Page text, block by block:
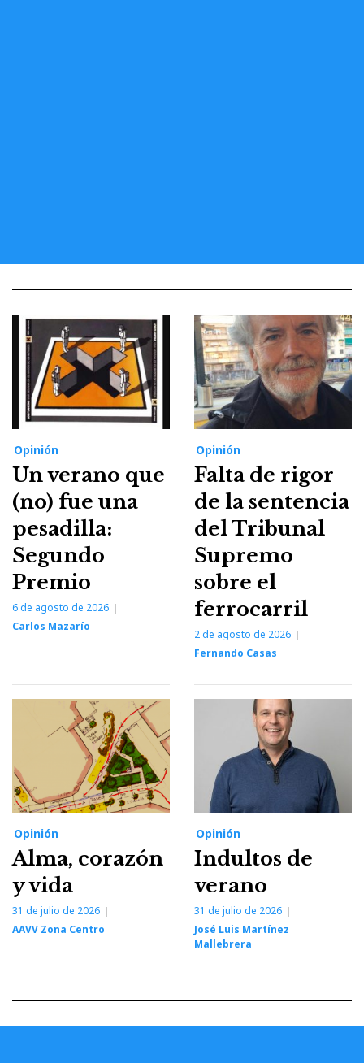
Opinión
Un verano que
(no) fue una
pesadilla:
Segundo
Premio
6 de agosto de 2026
Carlos Mazarío
Opinión
Falta de rigor
de la sentencia
del Tribunal
Supremo
sobre el
ferrocarril
2 de agosto de 2026
Fernando Casas
Opinión
Alma, corazón
y vida
31 de julio de 2026
AAVV Zona Centro
Opinión
Indultos de
verano
31 de julio de 2026
José Luis Martínez
Mallebrera